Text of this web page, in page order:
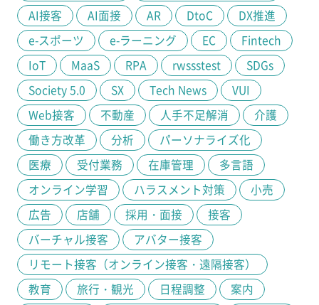
AI接客
AI面接 AR DtoC
DX推進
e-スポーツ
e-ラーニング EC
Fintech
IoT
MaaS RPA rwssstest
SDGs
Society 5.0
SX Tech News
VUI
Web接客
不動産 人手不足解消
介護
働き方改革
分析
パーソナライズ化
医療
受付業務 在庫管理
多言語
オンライン学習
ハラスメント対策
小売
広告
店舗 採用・面接
接客
バーチャル接客
アバター接客
リモート接客（オンライン接客・遠隔接客）
教育
旅行・観光 日程調整
案内